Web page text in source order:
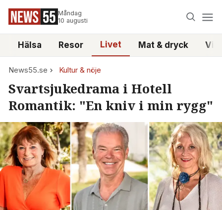
Måndag
10 augusti
Hälsa Resor Livet Mat & dryck
News55.se Kultur & nöje
Svartsjukedrama i Hotell
Romantik: "En kniv i min rygg"